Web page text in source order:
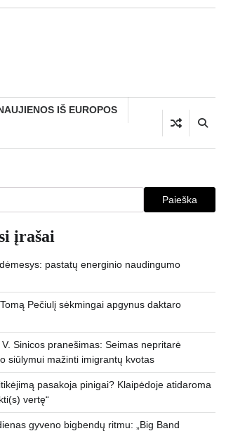
IŠ EUROPOS
Paieška
įrašai
pastatų energinio naudingumo
Pečiulį sėkmingai apgynus daktaro
Sinicos pranešimas: Seimas nepritarė
siūlymui mažinti imigrantų kvotas
pasakoja pinigai? Klaipėdoje atidaroma
vertę“
gyveno bigbendų ritmu: „Big Band